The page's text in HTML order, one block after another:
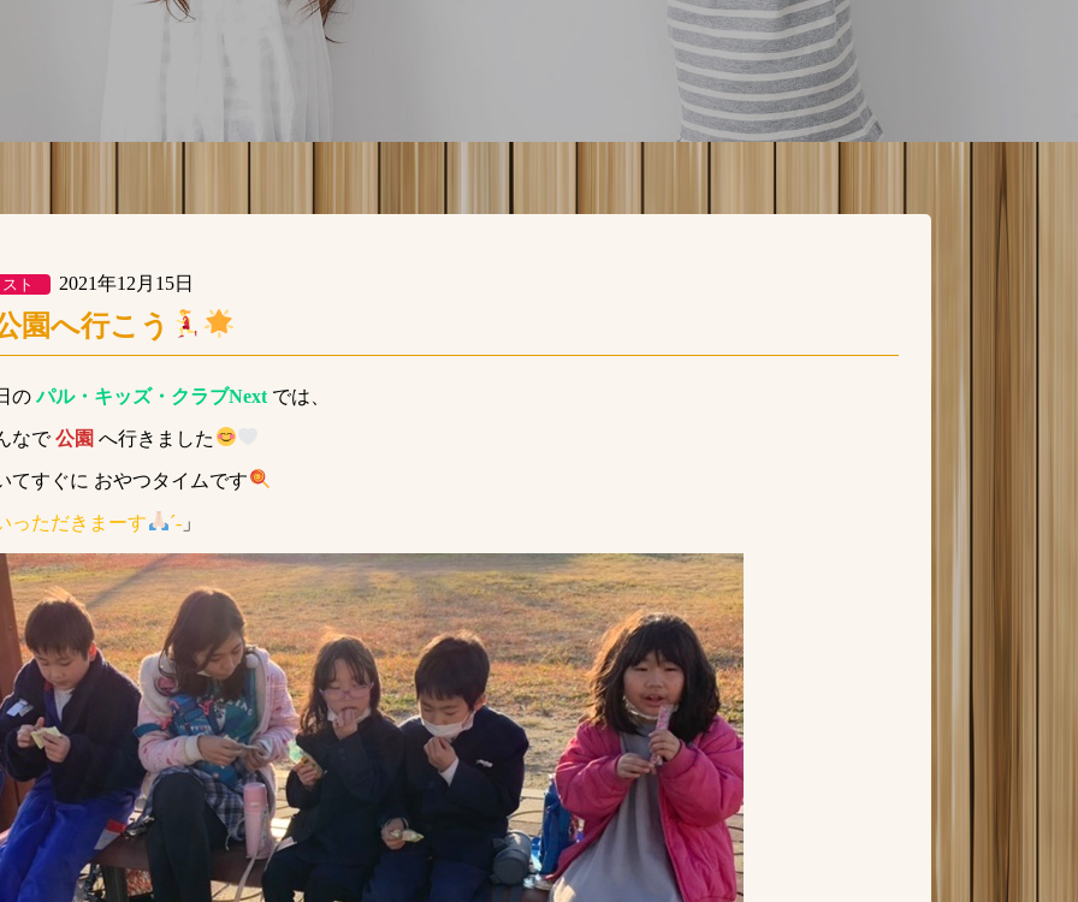
ト 2021年12月15日
園へ行こう
のパル・キッズ・クラブNext では、
なで公園 へ行きました
てすぐに おやつタイムです
っただきまーす ´-」